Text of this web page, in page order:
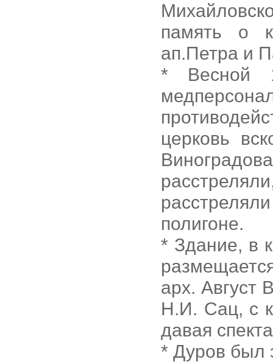
память о
ап.Петра и
* Весной
церковь
полигоне.
* Здание, в
арх. Август
Н.И. Сац, с
давая
* Дуров был